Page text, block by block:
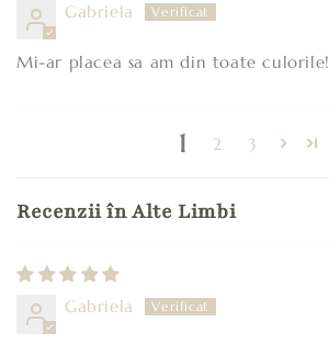
Gabriela
Mi-ar placea sa am din toate culorile!
1 2 3
Recenzii în Alte Limbi
Gabriela